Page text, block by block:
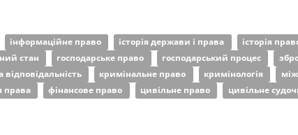
інформаційне право історія держави і права історія
стан господарське право господарський процес
кримінальне право кримінологія
права фінансове право цивільне право цивільне